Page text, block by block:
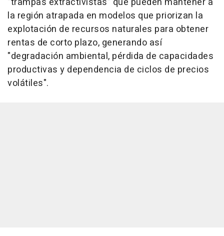
la región atrapada en modelos que priorizan la
explotación de recursos naturales para obtener
rentas de corto plazo, generando así
"degradación ambiental, pérdida de capacidades
productivas y dependencia de ciclos de precios
volátiles".